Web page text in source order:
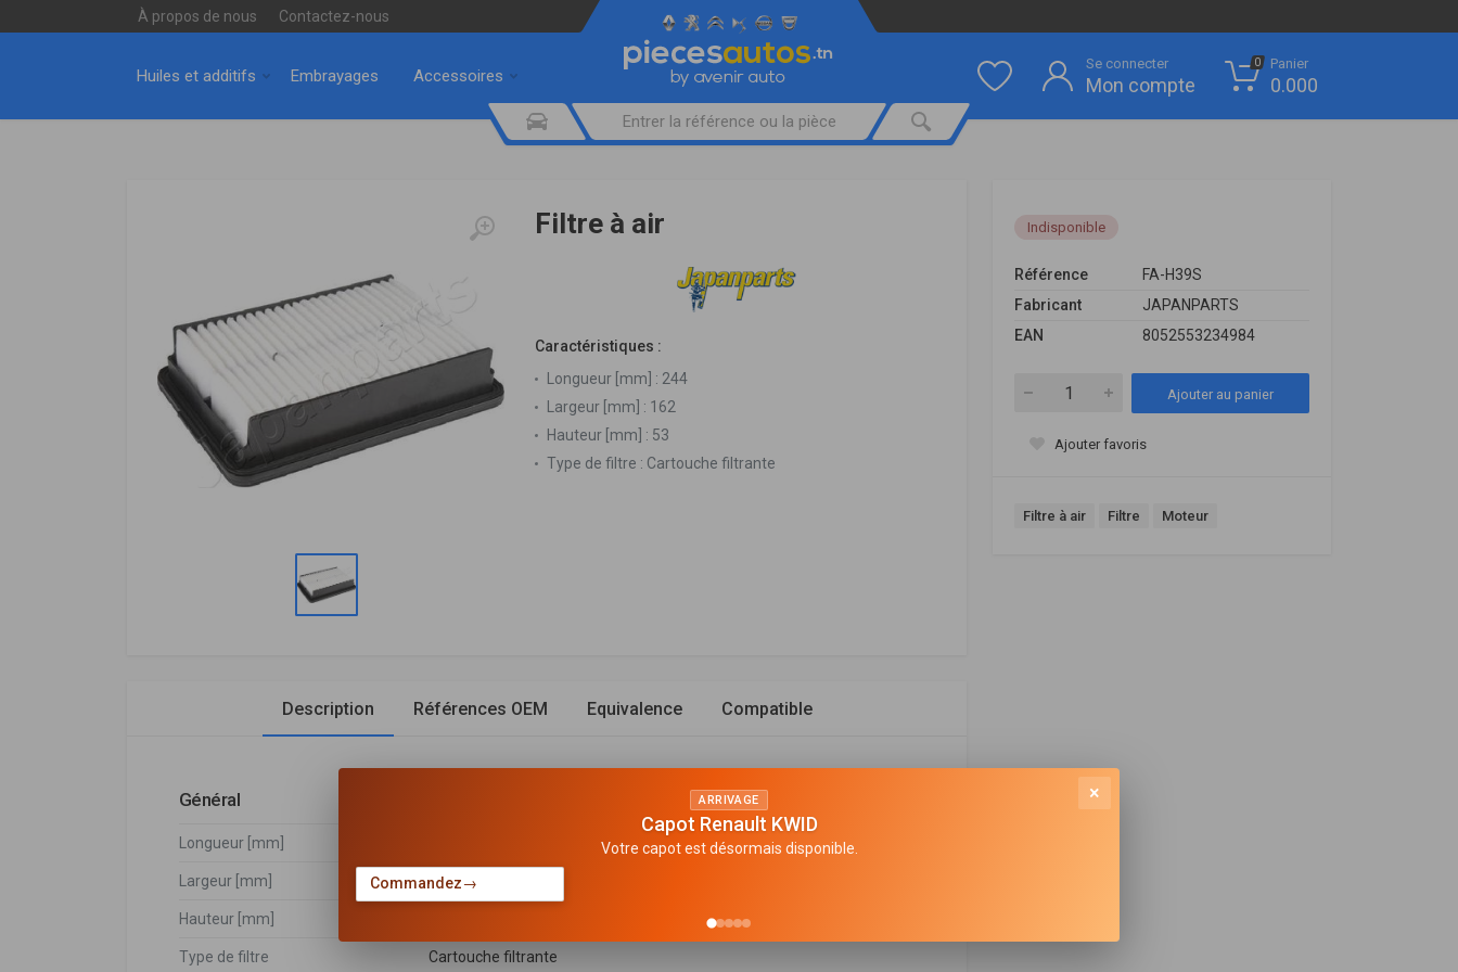
À propos de nous Contactez-nous
Huiles et additifs Embrayages Accessoires
Se connecter
Mon compte
0 Panier
0.000
Filtre à air
Caractéristiques :
Longueur [mm] : 244
Largeur [mm] : 162
Hauteur [mm] : 53
Type de filtre : Cartouche filtrante
Indisponible
Référence
FA-H39S
Fabricant
JAPANPARTS
EAN
8052553234984
Ajouter au panier
Ajouter favoris
Filtre à air Filtre Moteur
Description Références OEM Equivalence Compatible
Général
Longueur [mm]
Largeur [mm] 162
Hauteur [mm]
Type de filtre Cartouche filtrante
×
ARRIVAGE
Capot Renault KWID
Votre capot est désormais disponible.
Commandez→